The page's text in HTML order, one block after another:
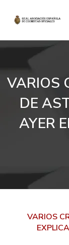
VARIOS
DE
AYER
VARIOS